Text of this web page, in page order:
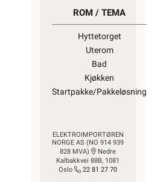
ROM / TEMA
Hyttetorget
Uterom
Bad
Kjøkken
Startpakke/Pakkeløsning
ELEKTROIMPORTØREN
NORGE AS (NO 914 939
828 MVA)
Nedre
Kalbakkvei 88B, 1081
Oslo
22 81 27 70